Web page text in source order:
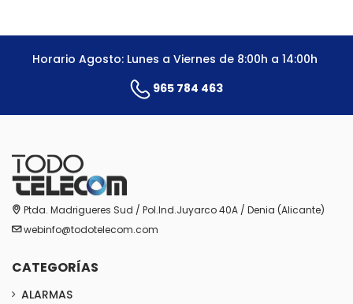
Horario Agosto: Lunes a Viernes de 8:00h a 14:00h
965 784 463
Ptda. Madrigueres Sud / Pol.Ind.Juyarco 40A / Denia (Alicante)
webinfo@todotelecom.com
CATEGORÍAS
ALARMAS